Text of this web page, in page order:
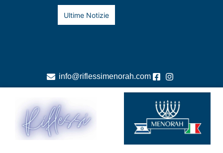
Ultime Notizie
info@riflessimenorah.com